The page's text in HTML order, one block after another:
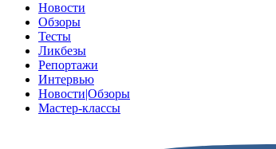
Новости
Обзоры
Тесты
Ликбезы
Репортажи
Интервью
Новости|Обзоры
Мастер-классы